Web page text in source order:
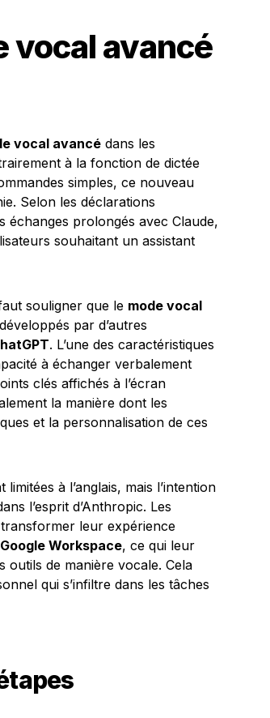
vocal avancé
vocal avancé dans les
à la fonction de dictée
simples, ce nouveau
Selon les déclarations
échanges prolongés avec Claude,
souhaitant un assistant
souligner que le mode vocal
par d’autres
. L’une des caractéristiques
à échanger verbalement
clés affichés à l’écran
la manière dont les
et la personnalisation de ces
à l’anglais, mais l’intention
l’esprit d’Anthropic. Les
leur expérience
Google Workspace, ce qui leur
de manière vocale. Cela
qui s’infiltre dans les tâches